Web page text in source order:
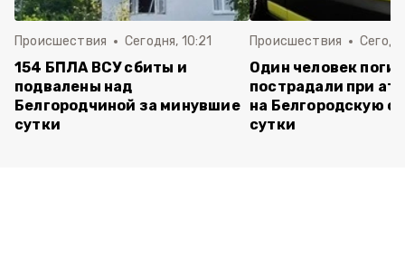
Происшествия Сегодня, 10:21
154 БПЛА ВСУ сбиты и
подвалены над
Белгородчиной за минувшие
сутки
Происшествия
Один человек
пострадали при
на Белгородскую
сутки